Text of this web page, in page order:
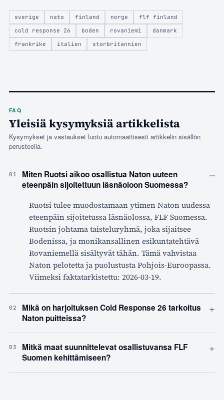
sverige nato finland norge
flf finland
cold response 26
boden rovaniemi
danmark
frankrike
italien storbritannien
FAQ
Yleisiä kysymyksiä artikkelista
Kysymykset ja vastaukset luotu automaattisesti artikkelin sisällön
perusteella.
01
Miten Ruotsi aikoo osallistua Naton uuteen
eteenpäin sijoitettuun läsnäoloon Suomessa?
–
Ruotsi tulee muodostamaan ytimen Naton uudessa
eteenpäin sijoitetussa läsnäolossa, FLF Suomessa.
Ruotsin johtama taisteluryhmä, joka sijaitsee
Bodenissa, ja monikansallinen esikuntatehtävä
Rovaniemellä sisältyvät tähän. Tämä vahvistaa
Naton pelotetta ja puolustusta Pohjois-Euroopassa.
Viimeksi faktatarkistettu: 2026-03-19.
02
Mikä on harjoituksen Cold Response 26 tarkoitus
Naton puitteissa?
+
03
Mitkä maat suunnittelevat osallistuvansa FLF
Suomen kehittämiseen?
+